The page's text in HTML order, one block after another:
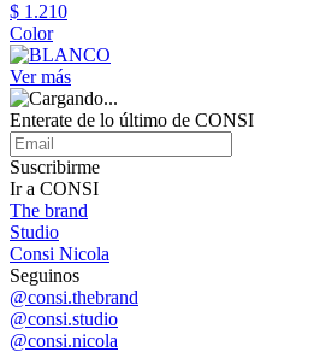
$ 1.210
Color
Ver más
Enterate de lo último de CONSI
Suscribirme
Ir a CONSI
The brand
Studio
Consi Nicola
Seguinos
@consi.thebrand
@consi.studio
@consi.nicola